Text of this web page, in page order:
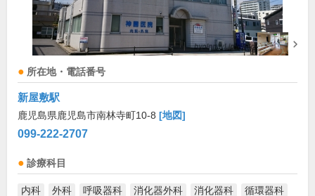
所在地・電話番号
新屋敷駅
鹿児島県鹿児島市南林寺町10-8 [地図]
099-222-2707
診療科目
内科 外科 呼吸器科 消化器外科 消化器科
循環器科